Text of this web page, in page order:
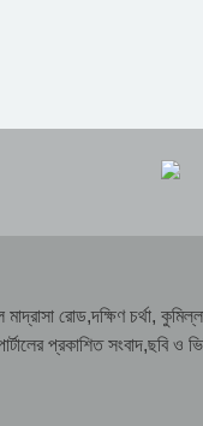
মাদ্রাসা রোড,দক্ষিণ চর্থা,
সংবাদ,ছবি ও